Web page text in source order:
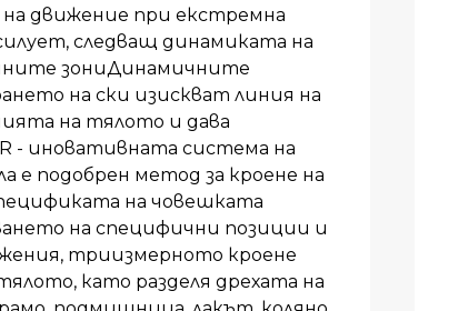
на движение при екстремна
следващ динамиката на
зониДинамичните
на ски изискват линия на
на тялото и дава
- иновативната система на
е подобрен метод за кроене на
на човешката
на специфични позиции и
триизмерното кроене
като разделя дрехата на